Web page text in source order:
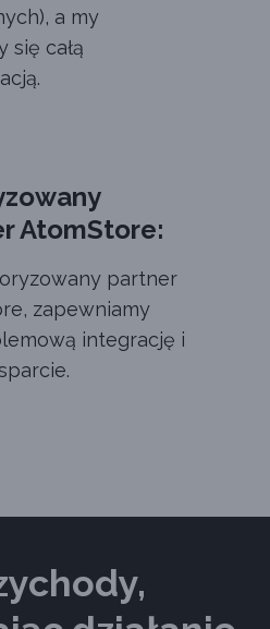
a my
się całą
AtomStore:
partner
zapewniamy
integrację i